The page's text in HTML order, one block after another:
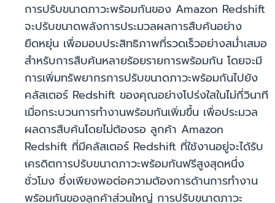
การปรับขนาดภาวะพร้อมกันของ Amazon Redshift
จะปรับขนาดพลังการประมวลผลการสืบค้นอย่าง
ยืดหยุ่น เพื่อมอบประสิทธิภาพที่รวดเร็วอย่างสม่ำเสมอ
สำหรับการสืบค้นหลายร้อยรายการพร้อมกัน โดยจะมี
การเพิ่มทรัพยากรการปรับขนาดภาวะพร้อมกันไปยัง
คลัสเตอร์ Redshift ของคุณอย่างโปร่งใสในไม่กี่วินาที
เมื่อกระบวนการทำงานพร้อมกันเพิ่มขึ้น เพื่อประมวล
ผลดารสืบค้นโดยไม่ต้องรอ ลูกค้า Amazon
Redshift ที่มีคลัสเตอร์ Redshift ที่ใช้งานอยู่จะได้รับ
เครดิตการปรับขนาดภาวะพร้อมกันฟรีสูงสุดหนึ่ง
ชั่วโมง ซึ่งเพียงพอต่อความต้องการด้านการทำงาน
พร้อมกันของลูกค้าส่วนใหญ่ การปรับขนาดภาวะ